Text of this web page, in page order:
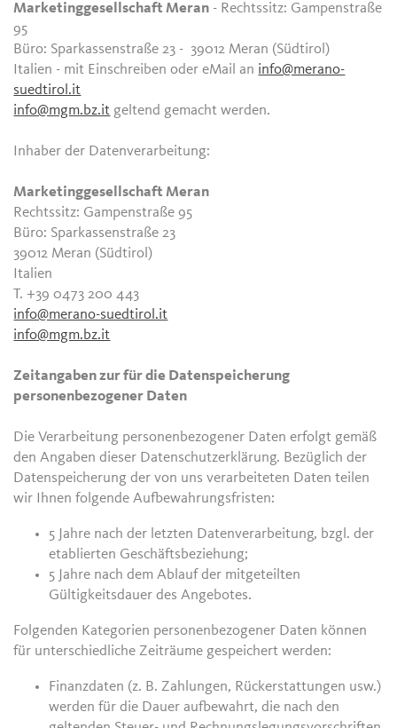
Marketinggesellschaft Meran - Rechtssitz: Gampenstraße
95
Büro: Sparkassenstraße 23 - 39012 Meran (Südtirol)
Italien - mit Einschreiben oder eMail an info@merano-
suedtirol.it
info@mgm.bz.it geltend gemacht werden.
Inhaber der Datenverarbeitung:
Marketinggesellschaft Meran
Rechtssitz: Gampenstraße 95
Büro: Sparkassenstraße 23
39012 Meran (Südtirol)
Italien
T. +39 0473 200 443
info@merano-suedtirol.it
info@mgm.bz.it
Zeitangaben zur für die Datenspeicherung
personenbezogener Daten
Die Verarbeitung personenbezogener Daten erfolgt gemäß
den Angaben dieser Datenschutzerklärung. Bezüglich der
Datenspeicherung der von uns verarbeiteten Daten teilen
wir Ihnen folgende Aufbewahrungsfristen:
5 Jahre nach der letzten Datenverarbeitung, bzgl. der
etablierten Geschäftsbeziehung;
5 Jahre nach dem Ablauf der mitgeteilten
Gültigkeitsdauer des Angebotes.
Folgenden Kategorien personenbezogener Daten können
für unterschiedliche Zeiträume gespeichert werden:
Finanzdaten (z. B. Zahlungen, Rückerstattungen usw.)
werden für die Dauer aufbewahrt, die nach den